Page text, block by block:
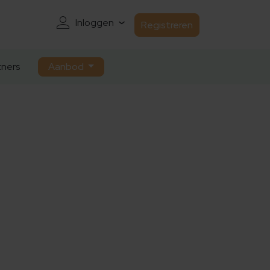
Inloggen Registreren
Aanbod